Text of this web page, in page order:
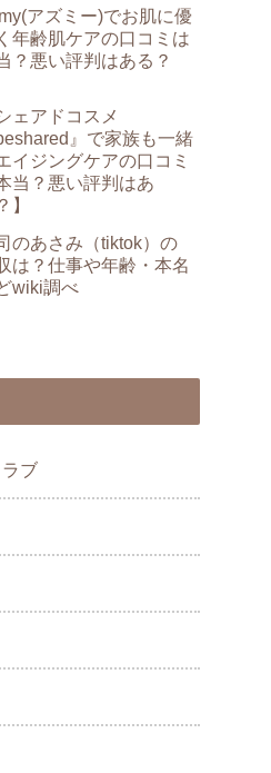
アズミー)でお肌に優
年齢肌ケアの口コミは
？悪い評判はある？
ェアドコスメ
beshared』で家族も一緒
イジングケアの口コミ
当？悪い評判はあ
】
のあさみ（tiktok）の
は？仕事や年齢・本名
wiki調べ
ブ